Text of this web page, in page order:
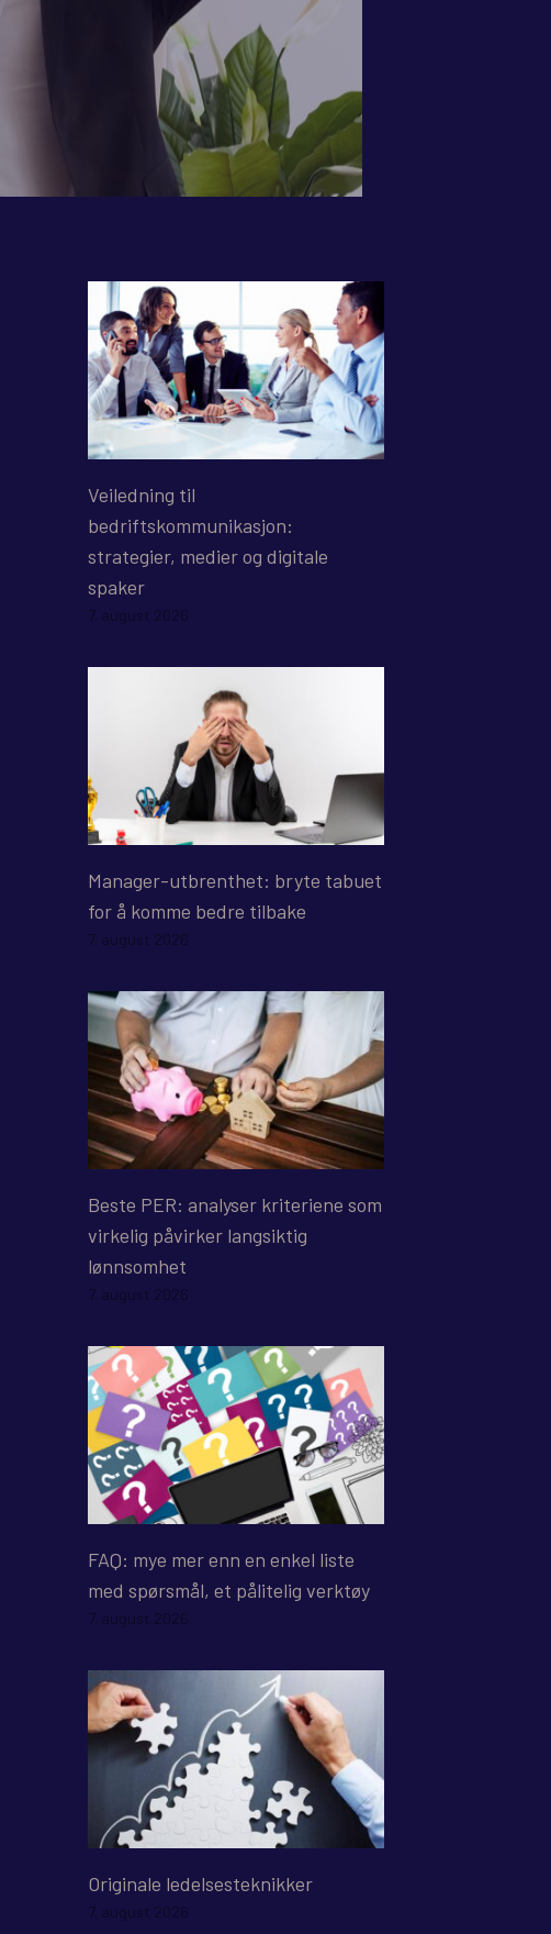
Veiledning til
bedriftskommunikasjon:
strategier, medier og digitale
spaker
7. august 2026
Manager-utbrenthet: bryte tabuet
for å komme bedre tilbake
7. august 2026
Beste PER: analyser kriteriene som
virkelig påvirker langsiktig
lønnsomhet
7. august 2026
FAQ: mye mer enn en enkel liste
med spørsmål, et pålitelig verktøy
7. august 2026
Originale ledelsesteknikker
7. august 2026